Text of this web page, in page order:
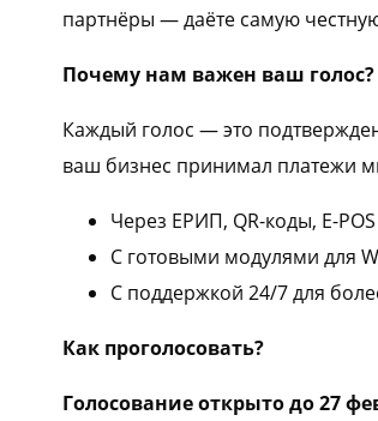
партнёры — даёте самую
Почему нам важен ваш голос?
Каждый голос — это
ваш бизнес принимал платежи
Через ЕРИП, QR-коды, E-
С готовыми модулями для
С поддержкой 24/7 для
Как проголосовать?
Голосование открыто до 27